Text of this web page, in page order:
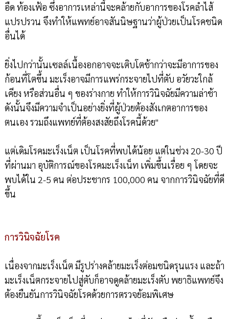
อืด ท้องเฟ้อ ซึ่งอาการเหล่านี้จะคล้ายกับอาการของโรคลำไส้
แปรปรวน จึงทำให้แพทย์อาจสันนิษฐานว่าผู้ป่วยเป็นโรคชนิด
อื่นได้
ยิ่งไปกว่านั้นเซลล์เนื้องอกอาจจะเติบโตช้ากว่าจะมีอาการของ
ก้อนที่โตขึ้น มะเร็งอาจมีการแพร่กระจายไปที่ตับ อวัยวะใกล้
เคียง หรือส่วนอื่น ๆ ของร่างกาย ทำให้การวินิจฉัยมีความล่าช้า
ดังนั้นจึงมีความจำเป็นอย่างยิ่งที่ผู้ป่วยต้องสังเกตอาการของ
ตนเอง รวมถึงแพทย์ที่ต้องสงสัยถึงโรคนี้ด้วย"
แต่เดิมโรคมะเร็งเน็ต เป็นโรคที่พบได้น้อย แต่ในช่วง 20-30 ปี
ที่ผ่านมา อุบัติการณ์ของโรคมะเร็งเน็ท เพิ่มขึ้นเรื่อย ๆ โดยจะ
พบได้ใน 2-5 คน ต่อประชากร 100,000 คน จากการวินิจฉัยที่ดี
ขึ้น
การวินิจฉัยโรค
เนื่องจากมะเร็งเน็ต มีรูปร่างคล้ายมะเร็งต่อมชนิดรุนแรง และถ้า
มะเร็งเน็ตกระจายไปสู่ตับก็อาจดูคล้ายมะเร็งตับ พยาธิแพทย์จึง
ต้องยืนยันการวินิจฉัยโรคด้วยการตรวจย้อมพิเศษ